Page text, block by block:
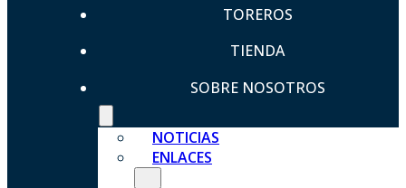
TOREROS
TIENDA
SOBRE NOSOTROS
NOTICIAS
ENLACES